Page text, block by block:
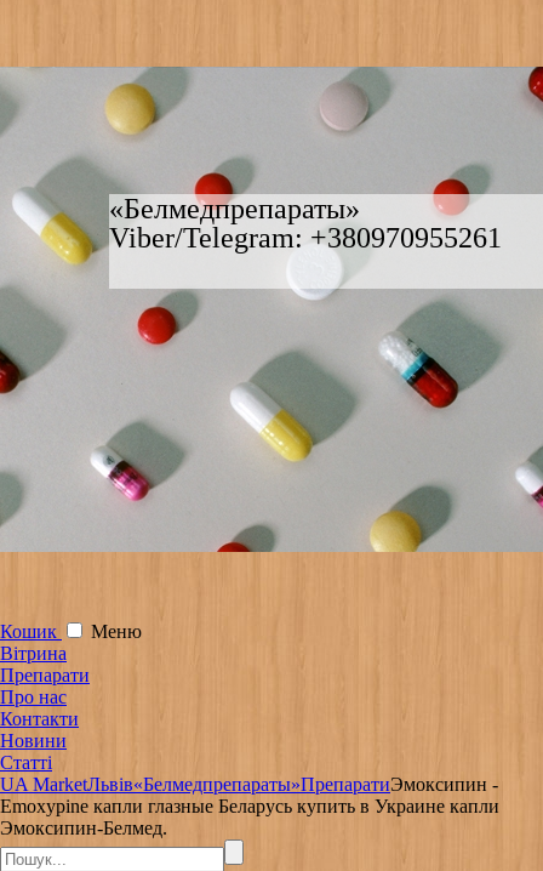
«Белмедпрепараты»
Viber/Telegram: +380970955261
Кошик
Меню
Вітрина
Препарати
Про нас
Контакти
Новини
Статті
UA MarketЛьвів«Белмедпрепараты»ПрепаратиЭмоксипин -
Emoxypine капли глазные Беларусь купить в Украине капли
Эмоксипин-Белмед.